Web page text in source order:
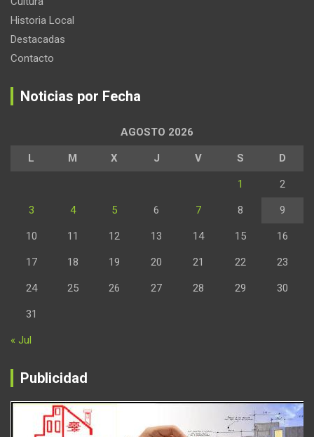
Historia Local
Destacadas
Contacto
Noticias por Fecha
AGOSTO 2026
L M X J V S D
1 2
3 4 5 6 7 8 9
10 11 12 13 14 15 16
17 18 19 20 21 22 23
24 25 26 27 28 29 30
31
« Jul
Publicidad